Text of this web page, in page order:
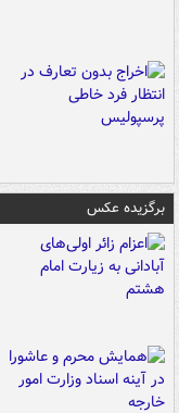
برگزیده عکس